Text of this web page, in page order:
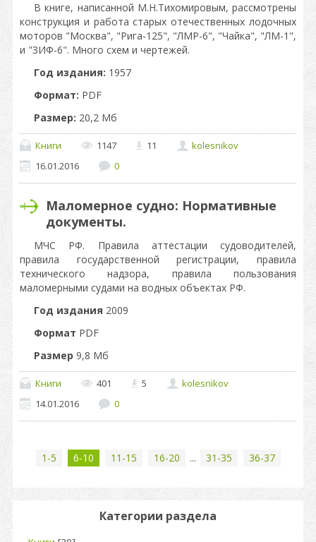
В книге, написанной М.Н.Тихомировым, рассмотрены
конструкция и работа старых отечественных лодочных
моторов "Москва", "Рига-125", "ЛМР-6", "Чайка", "ЛМ-1",
и "ЗИФ-6". Много схем и чертежей.
Год издания: 1957
Формат: PDF
Размер: 20,2 Мб
Книги 1147 11
kolesnikov
16.01.2016
0
Маломерное судно: Нормативные
документы.
МЧС РФ. Правила аттестации судоводителей,
правила государственной регистрации, правила
технического надзора, правила пользования
маломерными судами на водных объектах РФ.
Год издания 2009
Формат PDF
Размер 9,8 Мб
Книги 401 5
kolesnikov
14.01.2016
0
1-5 6-10 11-15 16-20 ... 31-35 36-37
Категории раздела